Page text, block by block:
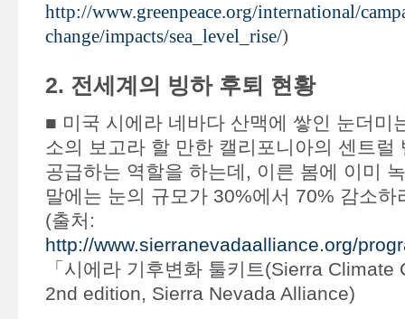
http://www.greenpeace.org/international/
change/impacts/sea_level_rise/)
2. 전세계의 빙하 후퇴 현황
■ 미국 시에라 네바다 산맥에 쌓인 눈더미
소의 보고라 할 만한 캘리포니아의 센트럴
공급하는 역할을 하는데, 이른 봄에 이미
말에는 눈의 규모가 30%에서 70% 감소하
(출처:
http://www.sierranevadaalliance.org/
「시에라 기후변화 툴키트(Sierra Climate
2nd edition, Sierra Nevada Alliance)